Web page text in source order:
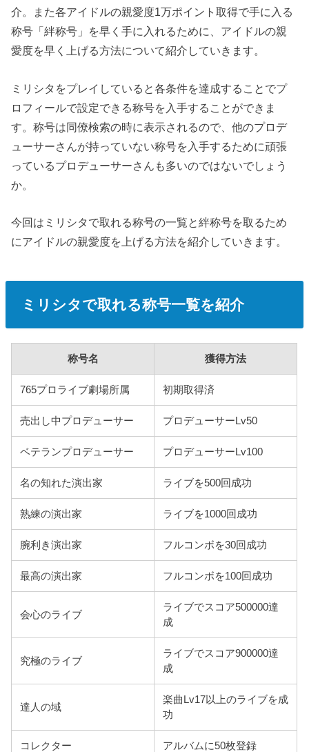
介。また各アイドルの親愛度1万ポイント取得で手に入る
称号「絆称号」を早く手に入れるために、アイドルの親
愛度を早く上げる方法について紹介していきます。
ミリシタをプレイしていると各条件を達成することでプ
ロフィールで設定できる称号を入手することができま
す。称号は同僚検索の時に表示されるので、他のプロデ
ューサーさんが持っていない称号を入手するために頑張
っているプロデューサーさんも多いのではないでしょう
か。
今回はミリシタで取れる称号の一覧と絆称号を取るため
にアイドルの親愛度を上げる方法を紹介していきます。
ミリシタで取れる称号一覧を紹介
称号名 獲得方法
765プロライブ劇場所属 初期取得済
売出し中プロデューサー プロデューサーLv50
ベテランプロデューサー プロデューサーLv100
名の知れた演出家 ライブを500回成功
熟練の演出家 ライブを1000回成功
腕利き演出家 フルコンボを30回成功
最高の演出家 フルコンボを100回成功
会心のライブ
ライブでスコア500000達
成
究極のライブ
ライブでスコア900000達
成
達人の域
楽曲Lv17以上のライブを成
功
コレクター アルバムに50枚登録